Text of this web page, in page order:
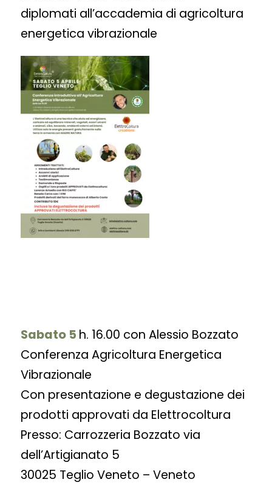
diplomati all’accademia di agricoltura
energetica vibrazionale
Sabato 5 h. 16.00 con Alessio Bozzato
Conferenza Agricoltura Energetica
Vibrazionale
Con presentazione e degustazione dei
prodotti approvati da Elettrocoltura
Presso: Carrozzeria Bozzato via
dell’Artigianato 5
30025 Teglio Veneto – Veneto